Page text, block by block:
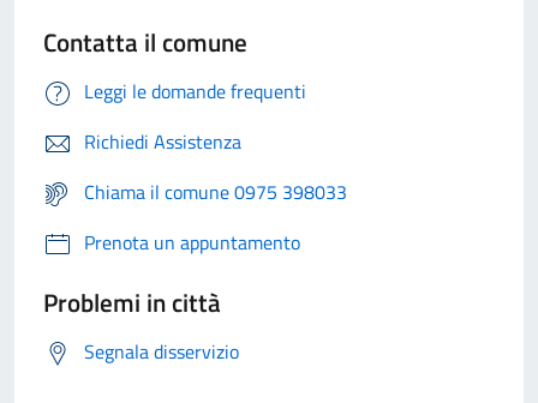
Contatta il comune
Leggi le domande frequenti
Richiedi Assistenza
Chiama il comune 0975 398033
Prenota un appuntamento
Problemi in città
Segnala disservizio